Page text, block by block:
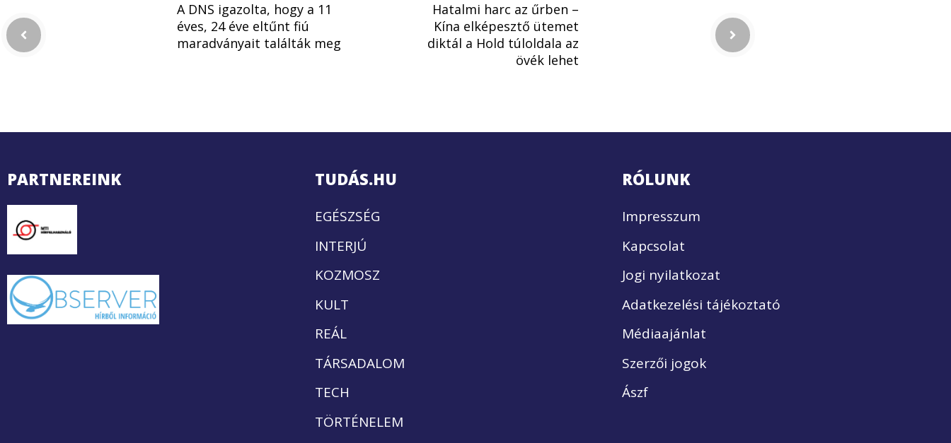
A DNS igazolta, hogy a 11
éves, 24 éve eltűnt fiú
maradványait találták meg
Hatalmi harc az űrben –
Kína elképesztő ütemet
diktál a Hold túloldala az
övék lehet
PARTNEREINK TUDÁS.HU
EGÉSZSÉG
INTERJÚ
KOZMOSZ
KULT
REÁL
TÁRSADALOM
TECH
TÖRTÉNELEM
RÓLUNK
Impresszum
Kapcsolat
Jogi nyilatkozat
Adatkezelési tájékoztató
Médiaajánlat
Szerzői jogok
Ászf